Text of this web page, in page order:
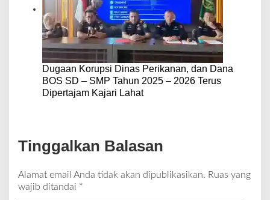
Dugaan Korupsi Dinas Perikanan, dan Dana
BOS SD – SMP Tahun 2025 – 2026 Terus
Dipertajam Kajari Lahat
Tinggalkan Balasan
Alamat email Anda tidak akan dipublikasikan. Ruas yang
wajib ditandai *